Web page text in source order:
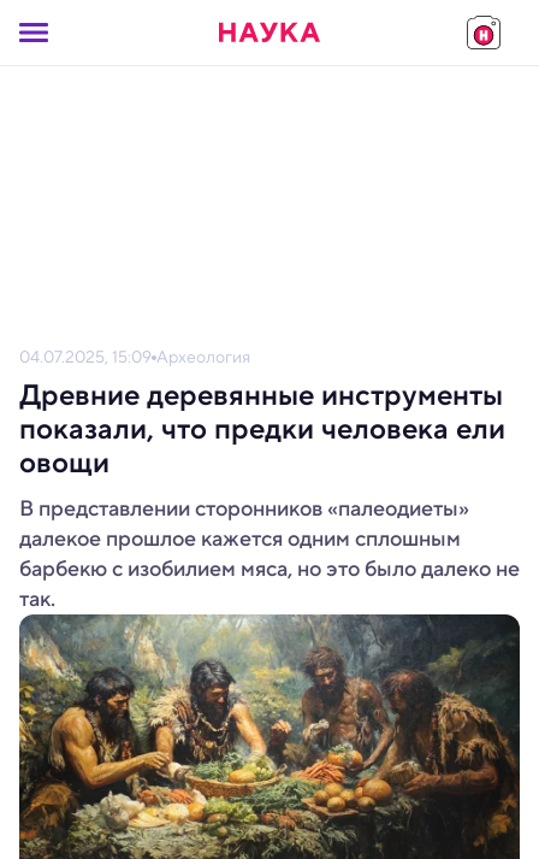
04.07.2025, 15:09 Археология
Древние деревянные инструменты
показали, что предки человека ели
овощи
В представлении сторонников «палеодиеты»
далекое прошлое кажется одним сплошным
барбекю с изобилием мяса, но это было далеко не
так.